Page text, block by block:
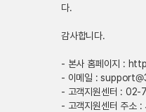
다.
감사합니다.
- 본사 홈페이지 :
- 이메일 :
- 고객지원센터 :
- 고객지원센터 주소 :